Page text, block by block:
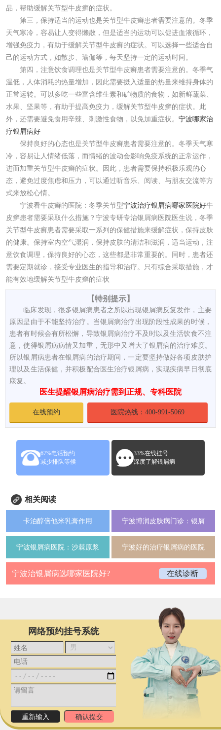
品，帮助缓解关节型牛皮癣的症状。
第三，保持适当的运动也是关节型牛皮癣患者需要注意的。冬季
天气寒冷，容易让人变得懒散，但是适当的运动可以促进血液循环，
增强免疫力，有助于缓解关节型牛皮癣的症状。可以选择一些适合自
己的运动方式，如散步、瑜伽等，每天坚持一定的运动时间。
第四，注意饮食调理也是关节型牛皮癣患者需要注意的。冬季气
温低，人体消耗的热量增加，因此需要摄入适量的热量来维持身体的
正常运转。可以多吃一些富含维生素和矿物质的食物，如新鲜蔬菜、
水果、坚果等，有助于提高免疫力，缓解关节型牛皮癣的症状。此
外，还需要避免食用辛辣、刺激性食物，以免加重症状。宁波哪家治
疗银屑病好
保持良好的心态也是关节型牛皮癣患者需要注意的。冬季天气寒
冷，容易让人情绪低落，而情绪的波动会影响免疫系统的正常运作，
进而加重关节型牛皮癣的症状。因此，患者需要保持积极乐观的心
态，避免过度焦虑和压力，可以通过听音乐、阅读、与朋友交流等方
式来放松心情。
宁波看牛皮癣的医院：冬季关节型宁波治疗银屑病哪家医院好牛
皮癣患者需要采取什么措施？宁波专研专治银屑病医院医生说，冬季
关节型牛皮癣患者需要采取一系列的保健措施来缓解症状，保持皮肤
的健康。保持室内空气湿润，保持皮肤的清洁和滋润，适当运动，注
意饮食调理，保持良好的心态，这些都是非常重要的。同时，患者还
需要定期就诊，接受专业医生的指导和治疗。只有综合采取措施，才
能有效地缓解关节型牛皮癣的症状
【特别提示】
临床发现，很多银屑病患者之所以出现银屑病反复发作，主要
原因是由于不能坚持治疗。当银屑病治疗出现阶段性成果的时候，
患者有时候会有所松懈，导致银屑病治疗不及时以及生活饮食不注
意，使得银屑病病情又加重，无形中又增大了银屑病的治疗难度。
所以银屑病患者在银屑病的治疗期间，一定要坚持做好各项皮肤护
理以及生活保健，并积极配合医生治疗银屑病，实现疾病早日彻底
康复。
医生提醒银屑病治疗需到正规、专科医院
在线预约 医院热线：400-991-5069
67%电话预约
减少排队等候
33%在线挂号
深度了解银屑病
相关阅读
卡泊醇倍他米乳膏作用 宁波博润皮肤病门诊：银屑
宁波银屑病医院：沙棘原浆 宁波好的治疗银屑病的医院
宁波治银屑病选哪家医院好? 在线诊断
网络预约挂号系统